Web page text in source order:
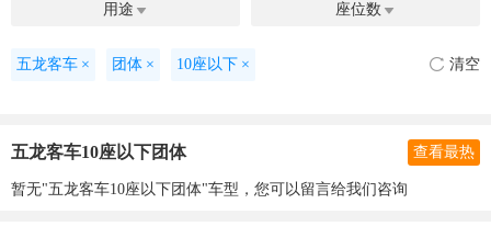
用途  座位数 
五龙客车 × 团体 × 10座以下 × 清空
五龙客车10座以下团体 查看最热
暂无"五龙客车10座以下团体"车型，您可以留言给我们咨询